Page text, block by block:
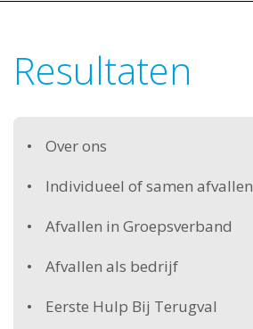
Resultaten
Over ons
Individueel of samen afvallen
Afvallen in Groepsverband
Afvallen als bedrijf
Eerste Hulp Bij Terugval